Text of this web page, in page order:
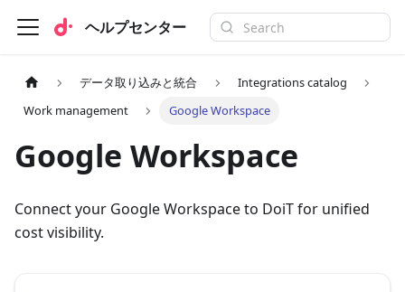
ヘルプセンター
データ取り込みと統合
Integrations catalog
Work management
Google Workspace
Google Workspace
Connect your Google Workspace to DoiT for unified
cost visibility.